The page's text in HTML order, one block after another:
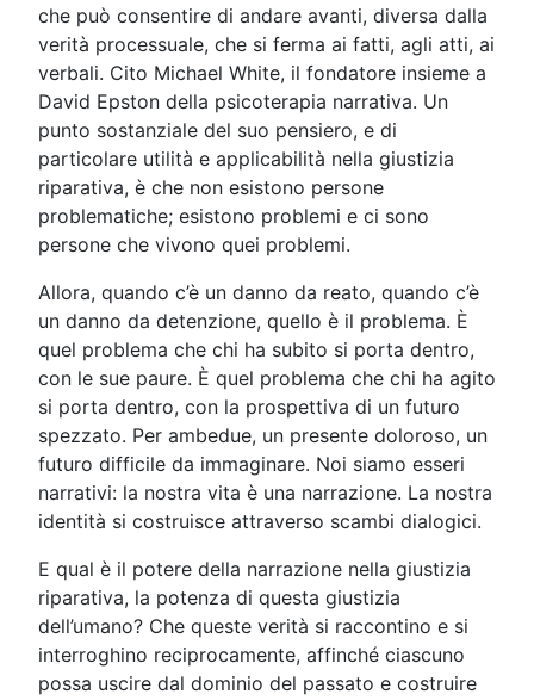
che può consentire di andare avanti, diversa dalla
verità processuale, che si ferma ai fatti, agli atti, ai
verbali. Cito Michael White, il fondatore insieme a
David Epston della psicoterapia narrativa. Un
punto sostanziale del suo pensiero, e di
particolare utilità e applicabilità nella giustizia
riparativa, è che non esistono persone
problematiche; esistono problemi e ci sono
persone che vivono quei problemi.
Allora, quando c’è un danno da reato, quando c’è
un danno da detenzione, quello è il problema. È
quel problema che chi ha subito si porta dentro,
con le sue paure. È quel problema che chi ha agito
si porta dentro, con la prospettiva di un futuro
spezzato. Per ambedue, un presente doloroso, un
futuro difficile da immaginare. Noi siamo esseri
narrativi: la nostra vita è una narrazione. La nostra
identità si costruisce attraverso scambi dialogici.
E qual è il potere della narrazione nella giustizia
riparativa, la potenza di questa giustizia
dell’umano? Che queste verità si raccontino e si
interroghino reciprocamente, affinché ciascuno
possa uscire dal dominio del passato e costruire